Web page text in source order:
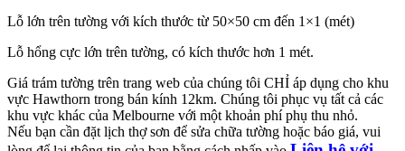
Lỗ lớn trên tường với kích thước từ 50×50 cm đến 1×1 (mét)
Lỗ hổng cực lớn trên tường, có kích thước hơn 1 mét.
Giá trám tường trên trang web của chúng tôi CHỈ áp dụng cho khu
vực Hawthorn trong bán kính 12km. Chúng tôi phục vụ tất cả các
khu vực khác của Melbourne với một khoản phí phụ thu nhỏ.
Nếu bạn cần đặt lịch thợ sơn để sửa chữa tường hoặc báo giá, vui